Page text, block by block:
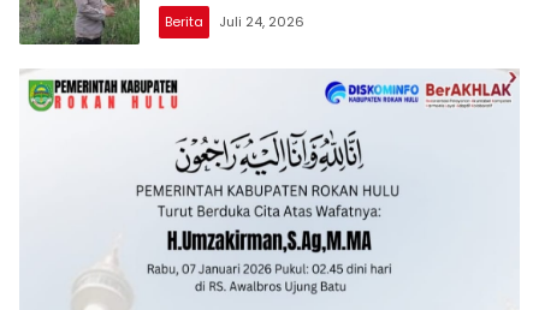
personil TPTM gerak cepat turun
langsung meninjau kelapangan
Berita Juli 24, 2026